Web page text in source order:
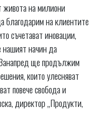
живота на милиони
благодарим на клиентите
съчетават иновации,
нашият начин да
ще продължим
които улесняват
повече свобода и
директор „Продукти,